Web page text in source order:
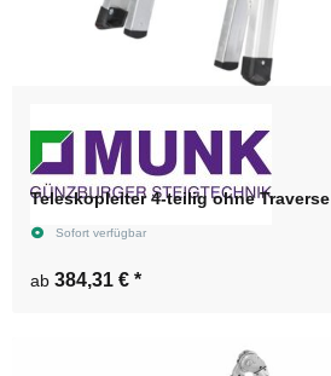
Teleskopleiter 4-teilig ohne Traverse
Sofort verfügbar
ab 384,31 € *